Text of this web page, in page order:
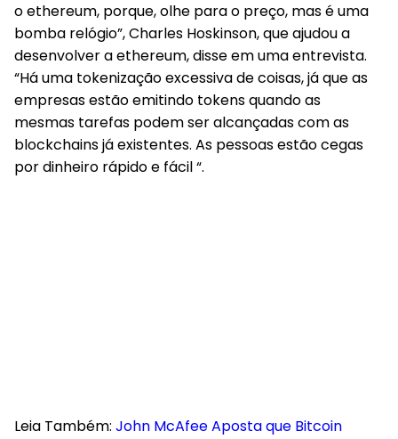
o ethereum, porque, olhe para o preço, mas é uma
bomba relógio”, Charles Hoskinson, que ajudou a
desenvolver a ethereum, disse em uma entrevista.
“Há uma tokenização excessiva de coisas, já que as
empresas estão emitindo tokens quando as
mesmas tarefas podem ser alcançadas com as
blockchains já existentes. As pessoas estão cegas
por dinheiro rápido e fácil “.
Leia Também: John McAfee Aposta que Bitcoin